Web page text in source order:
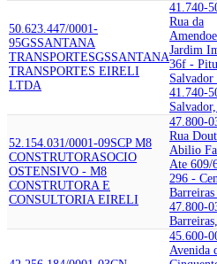
50.623.447/0001-
95GSSANTANA
TRANSPORTESGSSANTANA
TRANSPORTES EIRELI
LTDA
41.740-
Rua da
Jardim
36f -
41.740-
52.154.031/0001-09SCP M8
CONSTRUTORASOCIO
OSTENSIVO - M8
CONSTRUTORA E
CONSULTORIA EIRELI
47.800-
Rua
Abilio
Ate 609/
296 -
47.800-
45.600-
Avenida